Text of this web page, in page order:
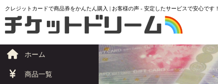
クレジットカードで商品券をかんたん購入 | お客様の声 - 安定したサービスで安心です！
ホーム
商品一覧